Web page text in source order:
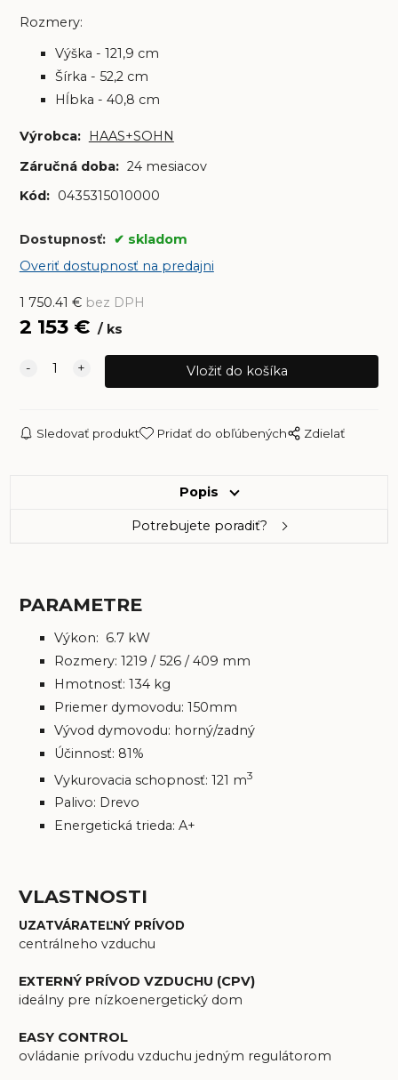
Rozmery:
Výška - 121,9 cm
Šírka - 52,2 cm
Hĺbka - 40,8 cm
Výrobca: HAAS+SOHN
Záručná doba: 24 mesiacov
Kód: 0435315010000
Dostupnosť:
skladom
Overiť dostupnosť na predajni
1 750.41 € bez DPH
2 153€ ks
Sledovať produkt Pridať do obľúbených Zdielať
Popis
Potrebujete poradiť?
PARAMETRE
Výkon: 6.7 kW
Rozmery: 1219 / 526 / 409 mm
Hmotnosť: 134 kg
Priemer dymovodu: 150mm
Vývod dymovodu: horný/zadný
Účinnosť: 81%
Vykurovacia schopnosť: 121 m3
Palivo: Drevo
Energetická trieda: A+
VLASTNOSTI
UZATVÁRATEĽNÝ PRÍVOD
centrálneho vzduchu
EXTERNÝ PRÍVOD VZDUCHU (CPV)
ideálny pre nízkoenergetický dom
EASY CONTROL
ovládanie prívodu vzduchu jedným regulátorom